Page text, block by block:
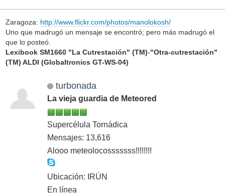
Zaragoza: http://www.flickr.com/photos/manolokosh/
Uno que madrugó un mensaje se encontró; pero más madrugó el
que lo posteó.
Lexibook SM1660 "La Cutrestación" (TM)-"Otra-cutrestación"
(TM) ALDI (Globaltronics GT-WS-04)
turbonada
La vieja guardia de Meteored
Supercélula Tornádica
Mensajes: 13,616
Alooo meteolocosssssss!!!!!!!!
Ubicación: IRÚN
En línea